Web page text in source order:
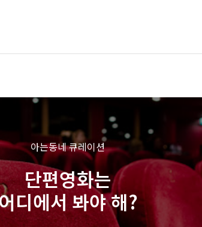
아는동네 큐레이션
단편영화는
디에서 봐야 해?